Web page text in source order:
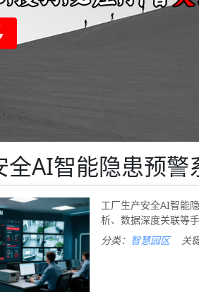
全AI智能隐患预警
工厂生产安全AI智能
析、数据深度关联等
分类： 智慧园区 关